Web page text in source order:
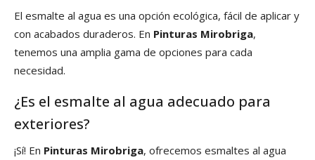
El esmalte al agua es una opción ecológica, fácil de aplicar y
con acabados duraderos. En Pinturas Mirobriga,
tenemos una amplia gama de opciones para cada
necesidad.
¿Es el esmalte al agua adecuado para
exteriores?
¡Sí! En Pinturas Mirobriga, ofrecemos esmaltes al agua